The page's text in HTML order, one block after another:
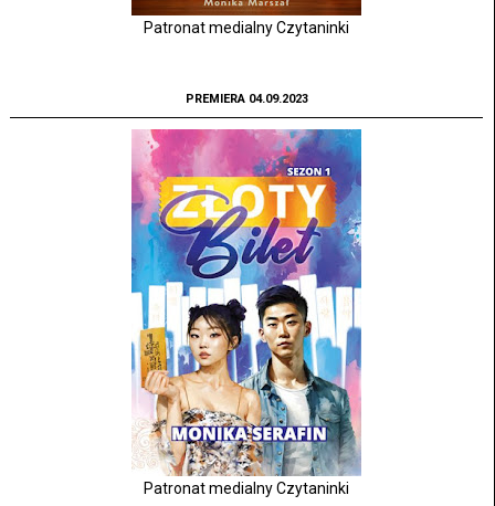
Patronat medialny Czytaninki
PREMIERA 04.09.2023
Patronat medialny Czytaninki